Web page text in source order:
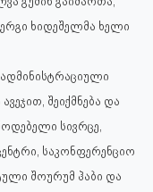
ხიდეშელმა ხელი
შეიქმნება და
სივრცე,
საკონფერენციო
შოურუმ ჰაბი და